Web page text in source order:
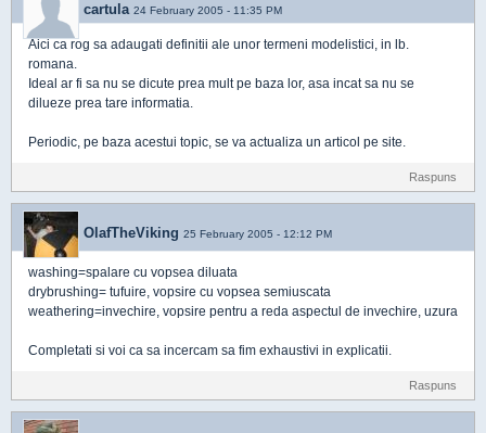
cartula 24 February 2005 - 11:35 PM
Aici ca rog sa adaugati definitii ale unor termeni modelistici, in lb.
romana.
Ideal ar fi sa nu se dicute prea mult pe baza lor, asa incat sa nu se
dilueze prea tare informatia.
Periodic, pe baza acestui topic, se va actualiza un articol pe site.
Raspuns
OlafTheViking 25 February 2005 - 12:12 PM
washing=spalare cu vopsea diluata
drybrushing= tufuire, vopsire cu vopsea semiuscata
weathering=invechire, vopsire pentru a reda aspectul de invechire, uzura
Completati si voi ca sa incercam sa fim exhaustivi in explicatii.
Raspuns